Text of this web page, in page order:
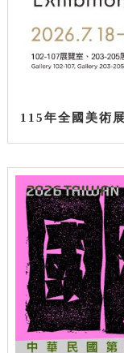
115年全國美術展